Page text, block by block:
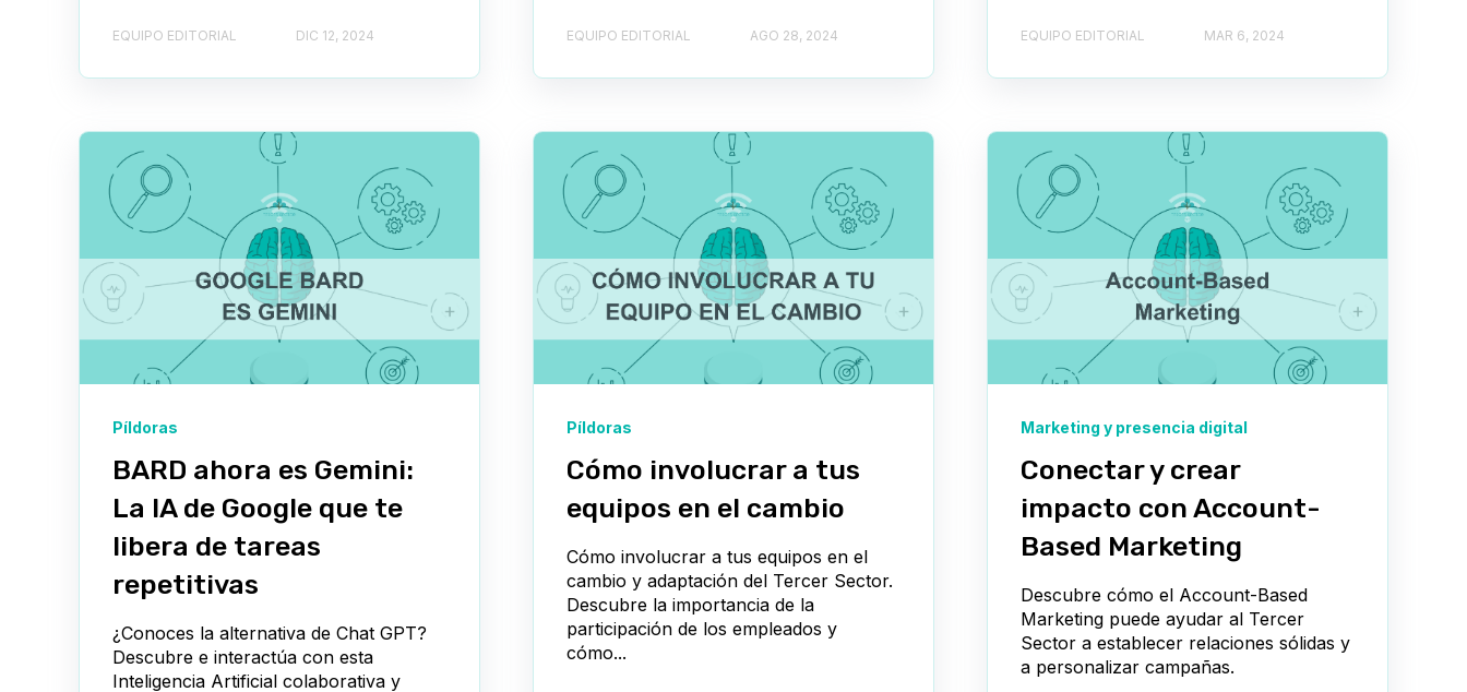
EQUIPO EDITORIAL DIC 12, 2024 EQUIPO EDITORIAL AGO 28, 2024 EQUIPO EDITORIAL MAR 6, 2024
Píldoras
BARD ahora es Gemini:
La IA de Google que te
libera de tareas
repetitivas
¿Conoces la alternativa de Chat GPT?
Descubre e interactúa con esta
Inteligencia Artificial colaborativa y
Píldoras
Cómo involucrar a tus
equipos en el cambio
Cómo involucrar a tus equipos en el
cambio y adaptación del Tercer Sector.
Descubre la importancia de la
participación de los empleados y
cómo...
Marketing y presencia digital
Conectar y crear
impacto con Account-
Based Marketing
Descubre cómo el Account-Based
Marketing puede ayudar al Tercer
Sector a establecer relaciones sólidas y
a personalizar campañas.